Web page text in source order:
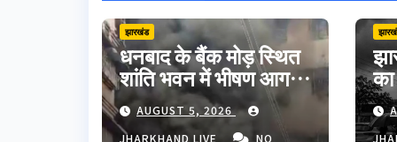
झारखंड
धनबाद के बैंक मोड़ स्थित
शांति भवन में भीषण आग,
शॉर्ट सर्किट से मची अफरा-
तफरी; बड़ा हादसा टला
AUGUST 5, 2026
JHARKHAND LIVE
NO